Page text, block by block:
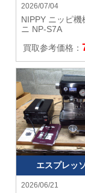
2026/07/04
NIPPY ニッピ機
ニ NP-S7A
買取参考価格：
エスプレッ
2026/06/21